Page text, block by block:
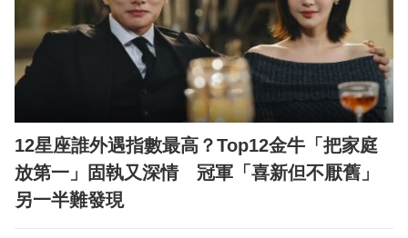
12星座誰外遇指數最高？Top12金牛「把家庭
放第一」固執又深情 冠軍「喜新但不厭舊」
另一半難發現